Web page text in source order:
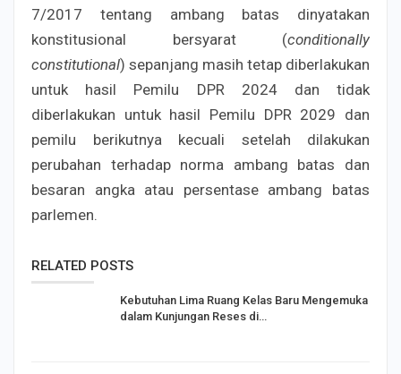
7/2017 tentang ambang batas dinyatakan
konstitusional bersyarat (conditionally
constitutional) sepanjang masih tetap diberlakukan
untuk hasil Pemilu DPR 2024 dan tidak
diberlakukan untuk hasil Pemilu DPR 2029 dan
pemilu berikutnya kecuali setelah dilakukan
perubahan terhadap norma ambang batas dan
besaran angka atau persentase ambang batas
parlemen.
RELATED POSTS
Kebutuhan Lima Ruang Kelas Baru Mengemuka
dalam Kunjungan Reses di…